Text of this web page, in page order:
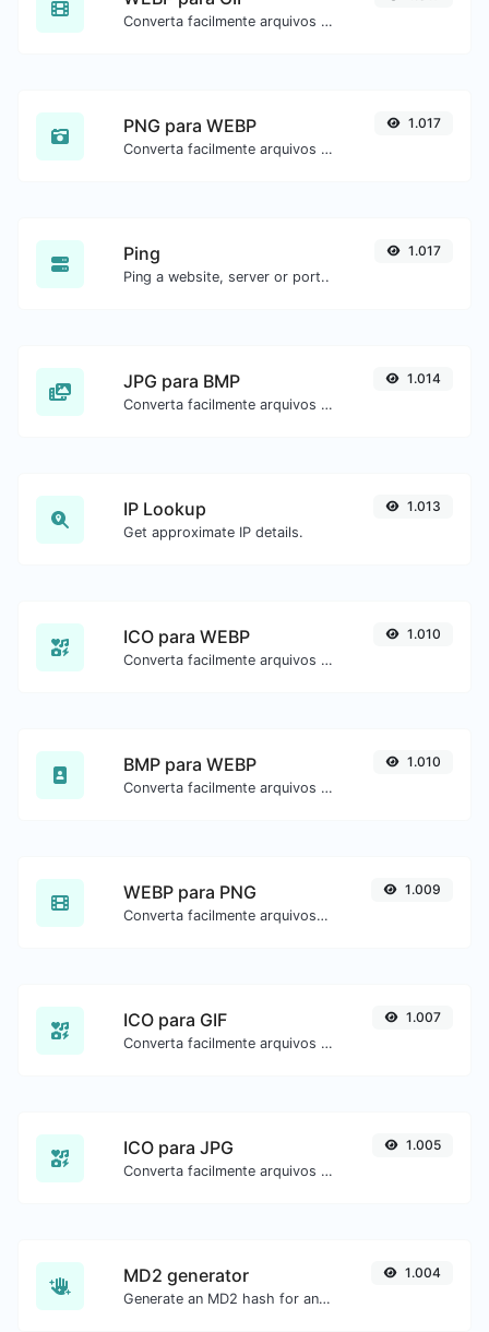
Converta facilmente arquivos de imagem WEBP para GIF.
PNG para WEBP
Converta facilmente arquivos de imagem PNG para WEBP.
1.017
Ping
Ping a website, server or port..
1.017
JPG para BMP
Converta facilmente arquivos de imagem JPG para BMP.
1.014
IP Lookup
Get approximate IP details.
1.013
ICO para WEBP
Converta facilmente arquivos de imagem ICO para WEBP.
1.010
BMP para WEBP
Converta facilmente arquivos de imagem BMP para WEBP.
1.010
WEBP para PNG
Converta facilmente arquivos de imagem WEBP para PNG.
1.009
ICO para GIF
Converta facilmente arquivos de imagem ICO para GIF.
1.007
ICO para JPG
Converta facilmente arquivos de imagem ICO para JPG.
1.005
MD2 generator
Generate an MD2 hash for any string input.
1.004